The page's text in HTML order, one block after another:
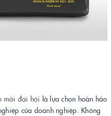
mời đại hội là lựa chọn hoàn hảo
của doanh nghiệp. Không